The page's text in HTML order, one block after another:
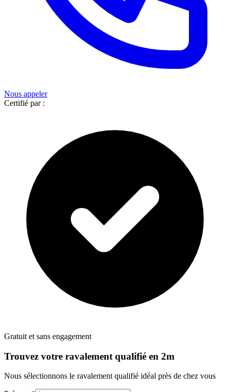
Nous appeler
Certifié par :
Gratuit et sans engagement
Trouvez votre ravalement qualifié en 2m
Nous sélectionnons le ravalement qualifié idéal près de chez vous